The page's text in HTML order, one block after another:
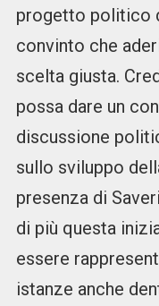
progetto politico
convinto che
scelta giusta.
possa dare un
discussione
sullo sviluppo
presenza di
di più questa
essere
istanze anche